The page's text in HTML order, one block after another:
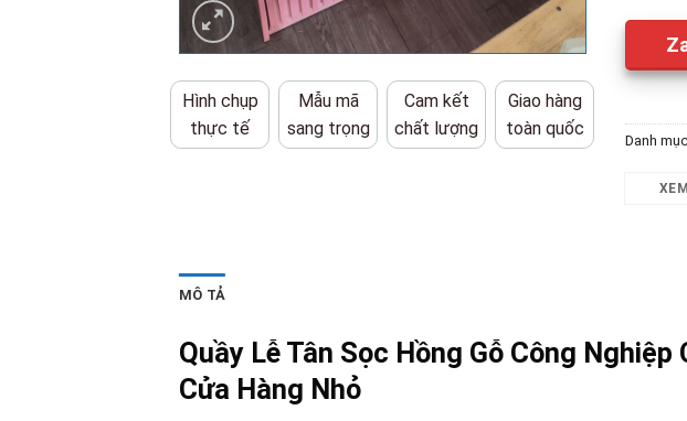
Hình chụp
thực tế
Mẫu mã
sang trọng
Cam kết
chất lượng
Giao hàng
toàn quốc
Danh
MÔ TẢ
Quầy Lễ Tân Sọc Hồng Gỗ Công Nghiệp
Cửa Hàng Nhỏ